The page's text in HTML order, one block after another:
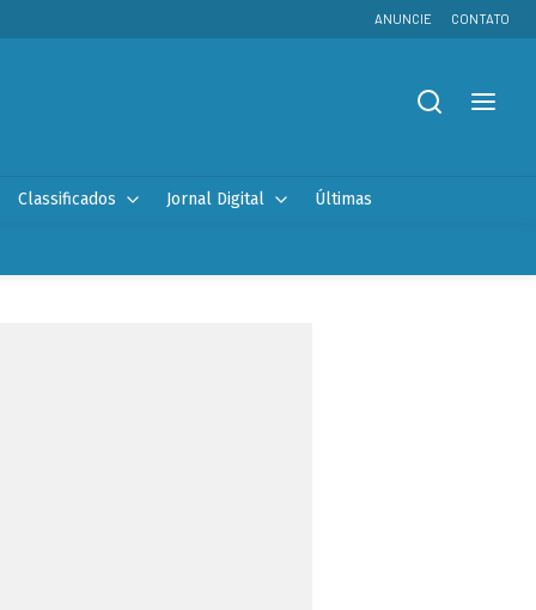
ANUNCIE CONTATO
Classificados Jornal Digital Últimas